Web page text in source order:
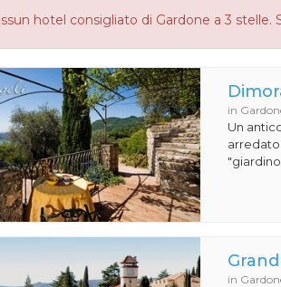
hotel consigliato di Gardone a 3
in
Un
"giardino
in